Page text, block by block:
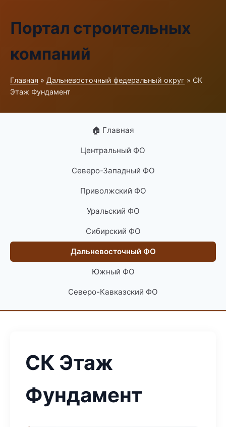
Портал строительных
компаний
Главная » Дальневосточный федеральный округ » СК
Этаж Фундамент
🏠 Главная
Центральный ФО
Северо-Западный ФО
Приволжский ФО
Уральский ФО
Сибирский ФО
Дальневосточный ФО
Южный ФО
Северо-Кавказский ФО
СК Этаж
Фундамент